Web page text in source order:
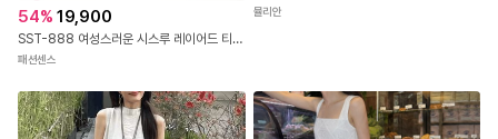
54% 19,900
SST-888 여성스러운 시스루 레이어드 티셔츠
패션센스
뮬리안